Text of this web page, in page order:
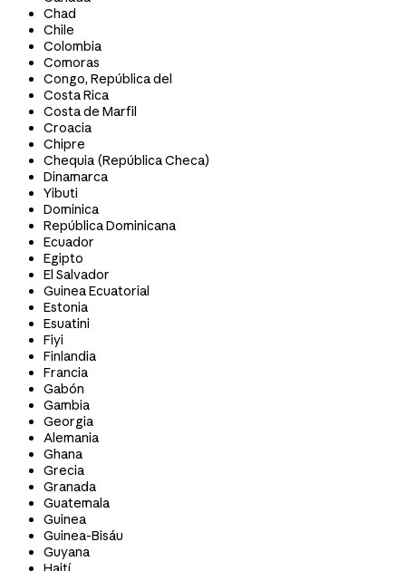
Chad
Chile
Colombia
Comoras
Congo, República del
Costa Rica
Costa de Marfil
Croacia
Chipre
Chequia (República Checa)
Dinamarca
Yibuti
Dominica
República Dominicana
Ecuador
Egipto
El Salvador
Guinea Ecuatorial
Estonia
Esuatini
Fiyi
Finlandia
Francia
Gabón
Gambia
Georgia
Alemania
Ghana
Grecia
Granada
Guatemala
Guinea
Guinea-Bisáu
Guyana